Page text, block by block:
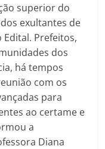
superior do
exultantes de
Prefeitos,
dos
há tempos
com os
para
ao certame e
a
Diana